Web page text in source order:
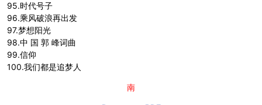
95.时代号子
96.乘风破浪再出发
97.梦想阳光
98.中 国 郭 峰词曲
99.信仰
100.我们都是追梦人
南